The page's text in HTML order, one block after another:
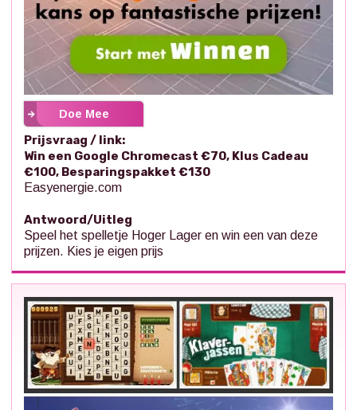
Doe Mee
Prijsvraag / link:
Win een Google Chromecast €70, Klus Cadeau
€100, Besparingspakket €130
Easyenergie.com
Antwoord/Uitleg
Speel het spelletje Hoger Lager en win een van deze
prijzen. Kies je eigen prijs